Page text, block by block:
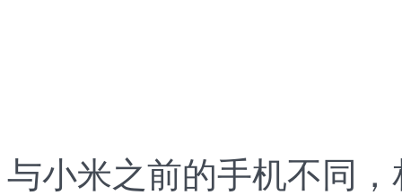
与小米之前的手机不同